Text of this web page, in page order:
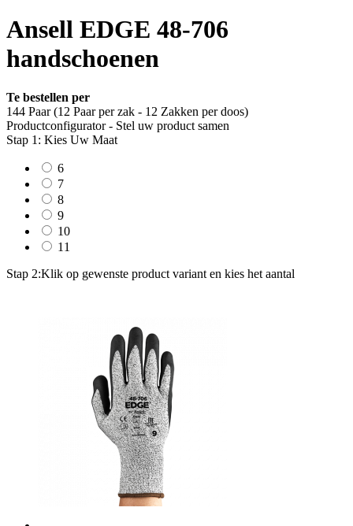
Ansell EDGE 48-706
handschoenen
Te bestellen per
144 Paar (12 Paar per zak - 12 Zakken per doos)
Productconfigurator - Stel uw product samen
Stap 1: Kies Uw Maat
6
7
8
9
10
11
Stap 2:Klik op gewenste product variant en kies het aantal